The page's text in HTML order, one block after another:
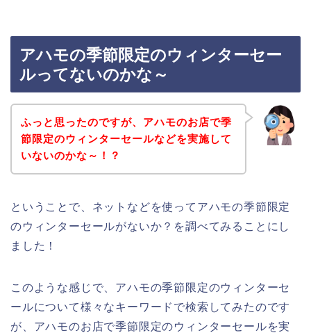
アハモの季節限定のウィンターセー
ルってないのかな～
ふっと思ったのですが、アハモのお店で季
節限定のウィンターセールなどを実施して
いないのかな～！？
ということで、ネットなどを使ってアハモの季節限定
のウィンターセールがないか？を調べてみることにし
ました！
このような感じで、アハモの季節限定のウィンターセ
ールについて様々なキーワードで検索してみたのです
が、アハモのお店で季節限定のウィンターセールを実